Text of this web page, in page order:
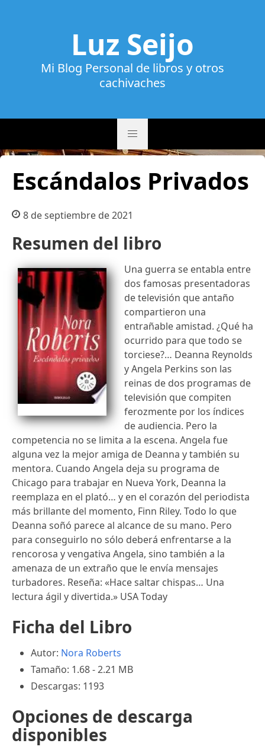
Luz Seijo
Mi Blog Personal de libros y otros
cachivaches
Escándalos Privados
8 de septiembre de 2021
Resumen del libro
Una guerra se entabla entre
dos famosas presentadoras
de televisión que antaño
compartieron una
entrañable amistad. ¿Qué ha
ocurrido para que todo se
torciese?… Deanna Reynolds
y Angela Perkins son las
reinas de dos programas de
televisión que compiten
ferozmente por los índices
de audiencia. Pero la
competencia no se limita a la escena. Angela fue
alguna vez la mejor amiga de Deanna y también su
mentora. Cuando Angela deja su programa de
Chicago para trabajar en Nueva York, Deanna la
reemplaza en el plató… y en el corazón del periodista
más brillante del momento, Finn Riley. Todo lo que
Deanna soñó parece al alcance de su mano. Pero
para conseguirlo no sólo deberá enfrentarse a la
rencorosa y vengativa Angela, sino también a la
amenaza de un extraño que le envía mensajes
turbadores. Reseña: «Hace saltar chispas… Una
lectura ágil y divertida.» USA Today
Ficha del Libro
Autor: Nora Roberts
Tamaño: 1.68 - 2.21 MB
Descargas: 1193
Opciones de descarga
disponibles